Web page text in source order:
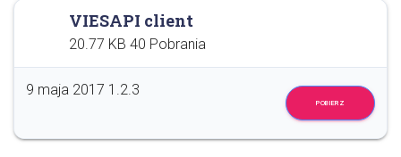
VIESAPI client
20.77 KB 40 Pobrania
9 maja 2017 1.2.3
POBIERZ